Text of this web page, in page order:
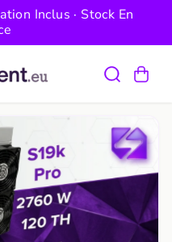
Inclus · Stock En